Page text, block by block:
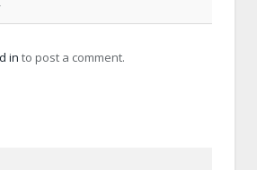
in to post a comment.